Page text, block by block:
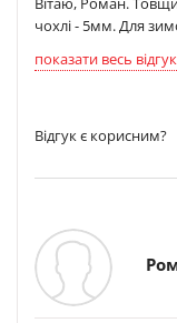
чохлі - 5мм. Для
показати весь відгук
Відгук є корисним?